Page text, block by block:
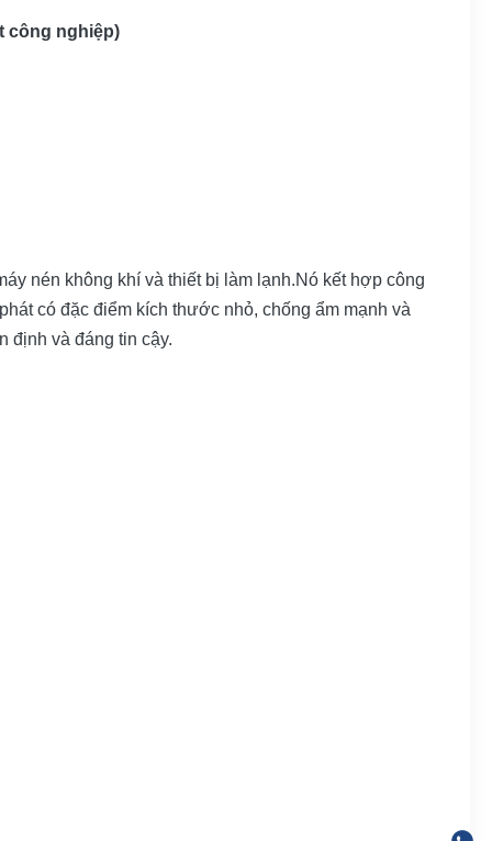
công nghiệp)
nén không khí và thiết bị làm lạnh.Nó kết hợp công
có đặc điểm kích thước nhỏ, chống ẩm mạnh và
định và đáng tin cậy.